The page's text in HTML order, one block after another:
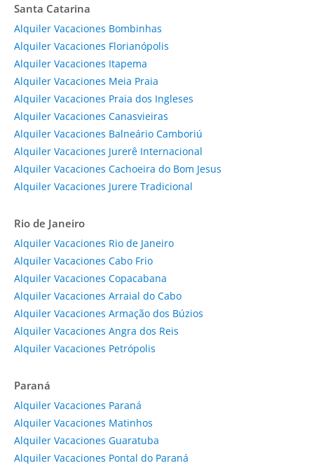
Santa Catarina
Alquiler Vacaciones Bombinhas
Alquiler Vacaciones Florianópolis
Alquiler Vacaciones Itapema
Alquiler Vacaciones Meia Praia
Alquiler Vacaciones Praia dos Ingleses
Alquiler Vacaciones Canasvieiras
Alquiler Vacaciones Balneário Camboriú
Alquiler Vacaciones Jurerê Internacional
Alquiler Vacaciones Cachoeira do Bom Jesus
Alquiler Vacaciones Jurere Tradicional
Rio de Janeiro
Alquiler Vacaciones Rio de Janeiro
Alquiler Vacaciones Cabo Frio
Alquiler Vacaciones Copacabana
Alquiler Vacaciones Arraial do Cabo
Alquiler Vacaciones Armação dos Búzios
Alquiler Vacaciones Angra dos Reis
Alquiler Vacaciones Petrópolis
Paraná
Alquiler Vacaciones Paraná
Alquiler Vacaciones Matinhos
Alquiler Vacaciones Guaratuba
Alquiler Vacaciones Pontal do Paraná